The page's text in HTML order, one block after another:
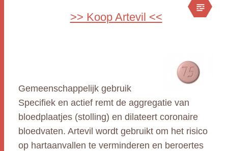
>> Koop Artevil <<
Gemeenschappelijk gebruik
Specifiek en actief remt de aggregatie van
bloedplaatjes (stolling) en dilateert coronaire
bloedvaten. Artevil wordt gebruikt om het risico
op hartaanvallen te verminderen en beroertes